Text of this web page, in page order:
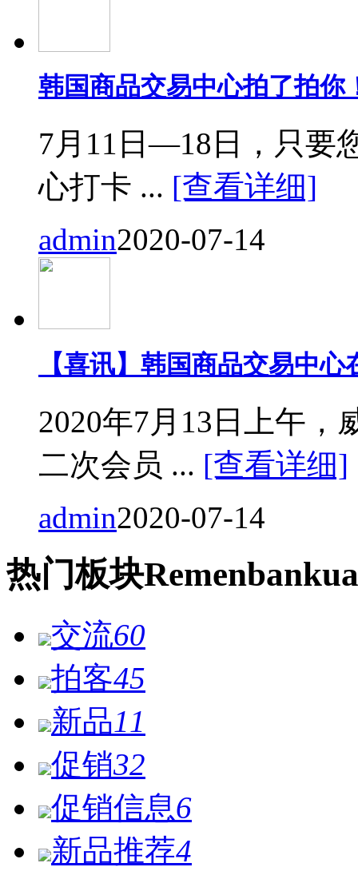
韩国商品交易中心拍了拍你
7月11日—18日，只要
心打卡 ... [查看详细]
admin2020-07-14
【喜讯】韩国商品交易中
2020年7月13日上午，
二次会员 ... [查看详细]
admin2020-07-14
热门板块Remen
交流60
拍客45
新品11
促销32
促销信息6
新品推荐4